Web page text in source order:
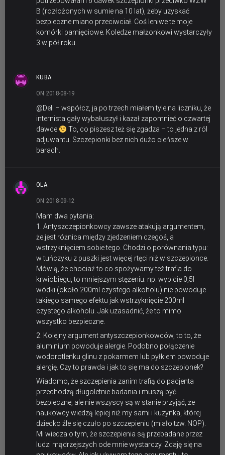
B (rozłożonych w sumie na 10 lat), żeby uzyskać
bezpieczne miano przeciwciał. Coś leniwe te moje
komórki pamięciowe. Koledze małżonkowi wystarczyły
3 w pół roku.
KUBA
ON 2018-08-19
@Deli – współcz, ja po trzech miałem tyle na liczniku, że
internista gały wybałuszył i kazał zapomnieć o czwartej
dawce
To, co piszesz też się zgadza – to jedna z ról
adjuwantu. Szczepionki bez nich dużo cieńsze w
barach.
OLA
ON 2018-09-12
Mam dwa pytania:
1. Antyszczepionkowcy zawsze atakują argumentem,
że jest różnica między zjedzeniem czegoś, a
wstrzyknięciem sobie tego. Chodzi o porównania typu:
w tuńczyku z puszki jest więcej rtęci niż w szczepionce.
Mówią, że chociaż to co spożywamy też trafia do
krwiobiegu, to mniejszym stężeniu: np. wypicie 0,5l
wódki (około 200ml czystego alkoholu) nie powoduje
takiego samego efektu jak wstrzyknięcie 200ml
czystego alkoholu. Jak uzasadnić, że to mimo
wszystko bezpieczne.
2. Kolejny argument antyszczepionkowców, to to, że
aluminium powoduje alergie. Podobno połączenie
wodorotlenku glinu z pokarmem lub pyłkiem powoduje
alergię. Czy to prawda i jak to się ma do szczepionek?
Wiadomo, że szczepienia zanim trafią do pacjenta
przechodzą długoletnie badania i muszą być
bezpieczne, ale nie wszyscy są w stanie przyjąć, że
naukowcy wiedzą lepiej niż my sami i kuzynka, której
dziecko źle się czuło po szczepieniu (miało tzw. NOP).
Mi wiedza o tym, że szczepienia są przebadane przez
ludzi mądrzejszych ode mnie wystarczy. Zdaję się na